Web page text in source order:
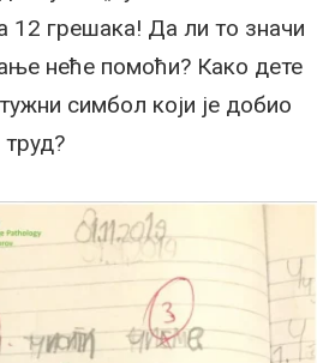
12 грешака! Да ли то значи
неће помоћи? Како дете
симбол који је добио